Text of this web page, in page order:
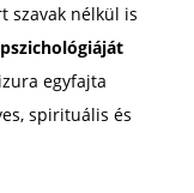
szavak nélkül is
egyfajta
spirituális és